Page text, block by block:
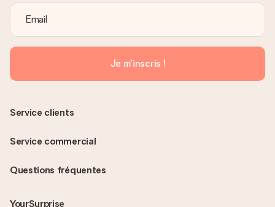
Je m'inscris !
Questions fréquentes
YourSurprise
Service clients
Service commercial